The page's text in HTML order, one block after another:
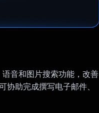
音和图片搜索功能，改善
助完成撰写电子邮件、